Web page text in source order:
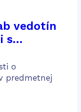
vedotín
s
a
liečbu
predtým
o
predmetnej